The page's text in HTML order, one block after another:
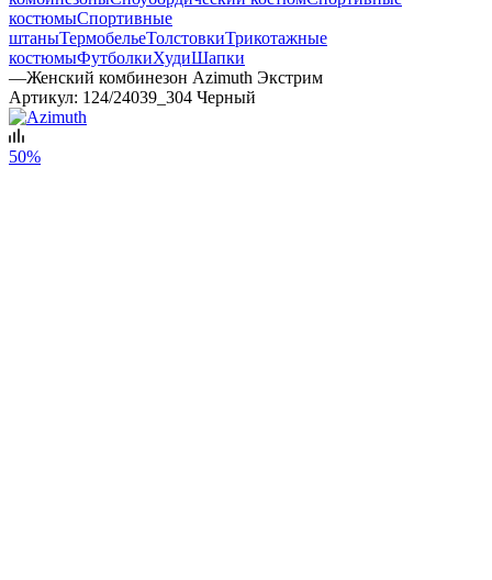
костюмыСпортивные
штаныТермобельеТолстовкиТрикотажные
костюмыФутболкиХудиШапки
—Женский комбинезон Azimuth Экстрим
Артикул: 124/24039_304 Черный
50%